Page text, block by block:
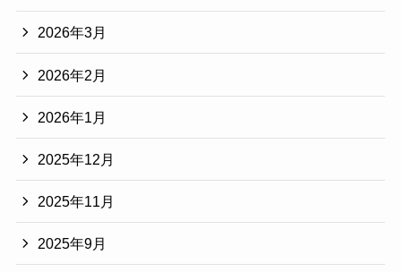
2026年3月
2026年2月
2026年1月
2025年12月
2025年11月
2025年9月